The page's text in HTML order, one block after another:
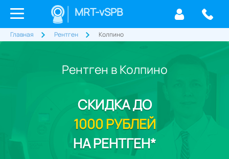
MRT-vSPB
Главная Рентген Колпино
Рентген в Колпино
СКИДКАДО
1000 РУБЛЕЙ
НА РЕНТГЕН*